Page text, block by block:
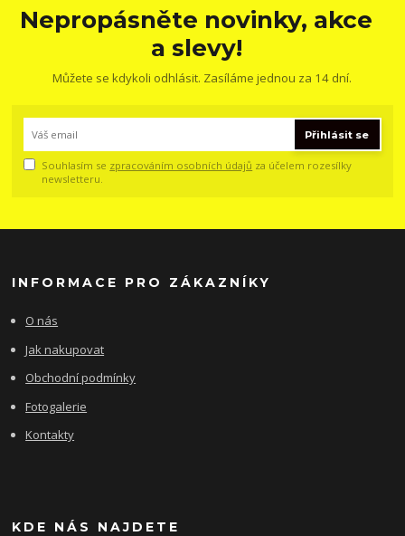
Nepropásněte novinky, akce
a slevy!
Můžete se kdykoli odhlásit. Zasíláme jednou za 14 dní.
Přihlásit se
Souhlasím se zpracováním osobních údajů za účelem rozesílky
newsletteru.
INFORMACE PRO ZÁKAZNÍKY
O nás
Jak nakupovat
Obchodní podmínky
Fotogalerie
Kontakty
KDE NÁS NAJDETE